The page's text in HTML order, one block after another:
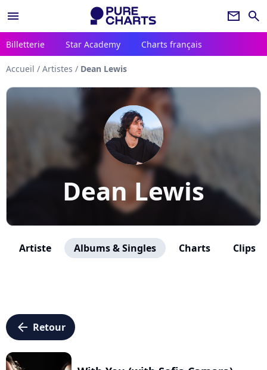
menu newsletter search
Billetterie Star Academy Charts français
Accueil / Artistes / Dean Lewis
Dean Lewis
Artiste Albums & Singles Charts Clips
arrow_left Retour